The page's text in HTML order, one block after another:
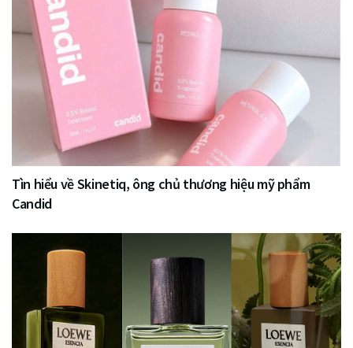
Tìn hiểu về Skinetiq, ông chủ thương hiệu mỹ phẩm
Candid